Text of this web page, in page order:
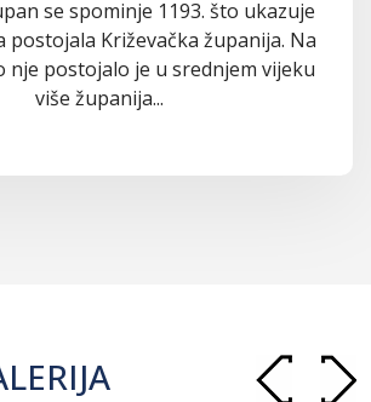
se spominje 1193. što ukazuje
postojala Križevačka županija. Na
postojalo je u srednjem vijeku
više županija...